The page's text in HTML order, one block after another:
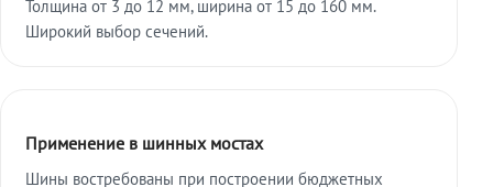
Толщина от 3 до 12 мм, ширина от 15 до 160 мм.
Широкий выбор сечений.
Применение в шинных мостах
Шины востребованы при построении бюджетных